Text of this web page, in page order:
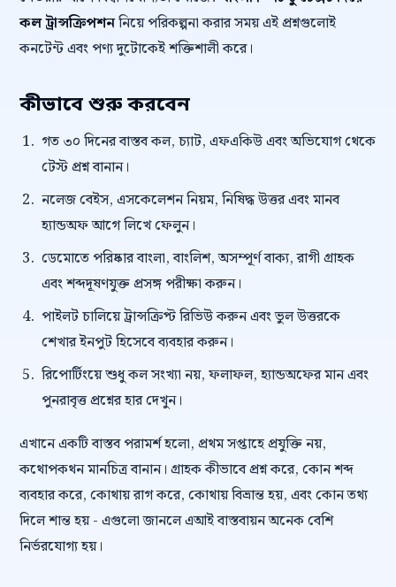
কল ট্রান্সক্রিপশননিয়ে পরিকল্পনা করার সময় এই প্রশ্নগুলোই
কনটেন্ট এবং পণ্য দুটোকেই শক্তিশালী করে।
কীভাবে শুরু করবেন
গত ৩০ দিনের বাস্তব কল, চ্যাট, এফএকিউ এবং অভিযোগ থেকে
টেস্ট প্রশ্ন বানান।
নলেজ বেইস, এসকেলেশন নিয়ম, নিষিদ্ধ উত্তর এবং মানব
হ্যান্ডঅফ আগে লিখে ফেলুন।
ডেমোতে পরিষ্কার বাংলা, বাংলিশ, অসম্পূর্ণ বাক্য, রাগী গ্রাহক
এবং শব্দদূষণযুক্ত প্রসঙ্গ পরীক্ষা করুন।
পাইলট চালিয়ে ট্রান্সক্রিপ্ট রিভিউ করুন এবং ভুল উত্তরকে
শেখার ইনপুট হিসেবে ব্যবহার করুন।
রিপোর্টিংয়ে শুধু কল সংখ্যা নয়, ফলাফল, হ্যান্ডঅফের মান এবং
পুনরাবৃত্ত প্রশ্নের হার দেখুন।
এখানে একটি বাস্তব পরামর্শ হলো, প্রথম সপ্তাহে প্রযুক্তি নয়,
কথোপকথন মানচিত্র বানান। গ্রাহক কীভাবে প্রশ্ন করে, কোন শব্দ
ব্যবহার করে, কোথায় রাগ করে, কোথায় বিভ্রান্ত হয়, এবং কোন তথ্য
দিলে শান্ত হয় - এগুলো জানলে এআই বাস্তবায়ন অনেক বেশি
নির্ভরযোগ্য হয়।